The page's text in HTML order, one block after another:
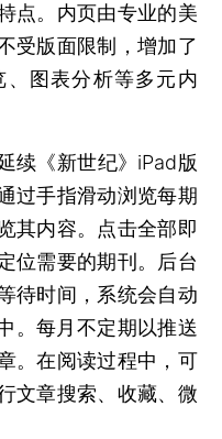
点。内页由专业的美
受版面限制，增加了
图表分析等多元内
续《新世纪》iPad版
过手指滑动浏览每期
其内容。点击全部即
位需要的期刊。后台
待时间，系统会自动
。每月不定期以推送
。在阅读过程中，可
文章搜索、收藏、微